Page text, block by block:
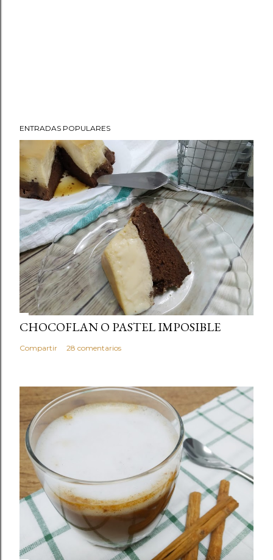
ENTRADAS POPULARES
CHOCOFLAN O PASTEL IMPOSIBLE
Compartir 28 comentarios